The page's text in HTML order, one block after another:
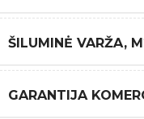
ŠILUMINĖ VARŽA,
GARANTIJA